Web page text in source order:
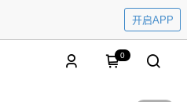
开启APP
0